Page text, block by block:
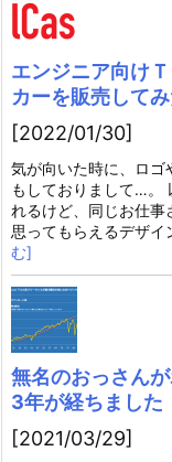
エンジニア向け
カーを販売して
[2022/01/30]
気が向いた時に、ロゴ
もしておりまして…。
れるけど、同じお仕事
思ってもらえるデザイ
む]
無名のおっさん
3年が経ちました
[2021/03/29]